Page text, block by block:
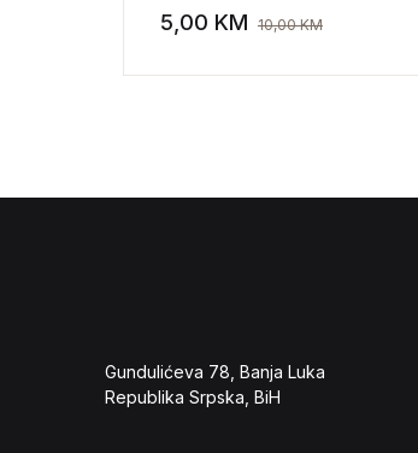
5,00 KM 10,00KM
Gundulićeva 78, Banja Luka
Republika Srpska, BiH